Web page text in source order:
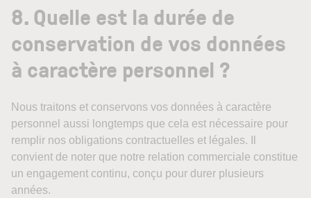
8. Quelle est la durée de
conservation de vos données
à caractère personnel ?
Nous traitons et conservons vos données à caractère
personnel aussi longtemps que cela est nécessaire pour
remplir nos obligations contractuelles et légales. Il
convient de noter que notre relation commerciale constitue
un engagement continu, conçu pour durer plusieurs
années.